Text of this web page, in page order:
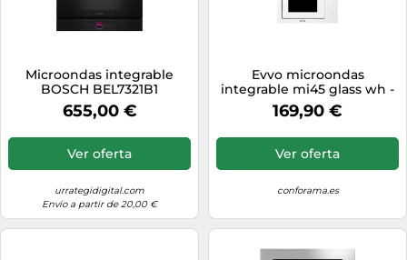
Microondas integrable
BOSCH BEL7321B1
655,00 €
Ver oferta
urrategidigital.com
Envío a partir de 20,00 €
Evvo microondas
integrable mi45 glass wh -
horno microondas grill
169,90 €
Ver oferta
conforama.es